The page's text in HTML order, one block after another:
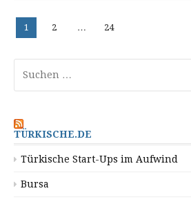
Beitragsnavigation
Seite
1 Seite
2 … Seite
24
nach:
TÜRKISCHE.DE
Türkische Start-Ups im Aufwind
Bursa